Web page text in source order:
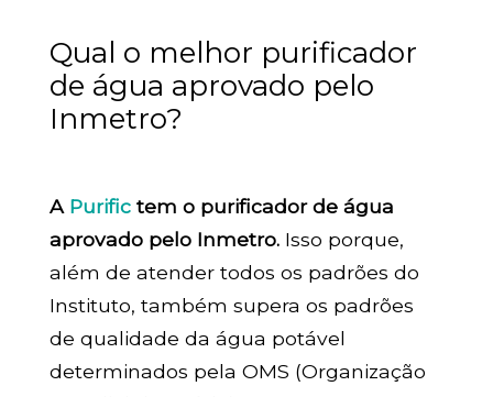
Qual o melhor purificador
de água aprovado pelo
Inmetro?
A Purifictem o purificador de água
aprovado pelo Inmetro.Isso porque,
além de atender todos os padrões do
Instituto, também supera os padrões
de qualidade da água potável
determinados pela OMS (Organização